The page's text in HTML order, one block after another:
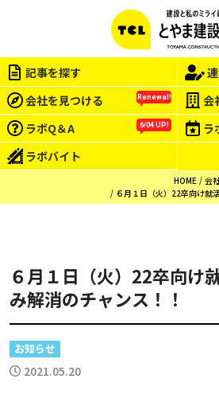
記事を探す
会社を見つける
Renewal! 会
ラボQ＆A 6/04 UP! ラ
ラボバイト
HOME 会
６月１日（火）22卒向け就
６月１日（火）22卒向
み解消のチャンス！！
お知らせ
2021.05.20
この会社をもっと研究する